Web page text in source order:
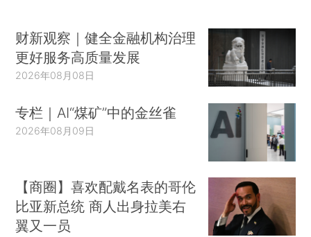
财新观察｜健全金融机构治理
更好服务高质量发展
2026年08月08日
专栏｜AI“煤矿”中的金丝雀
2026年08月09日
【商圈】喜欢配戴名表的哥伦
比亚新总统 商人出身拉美右
翼又一员